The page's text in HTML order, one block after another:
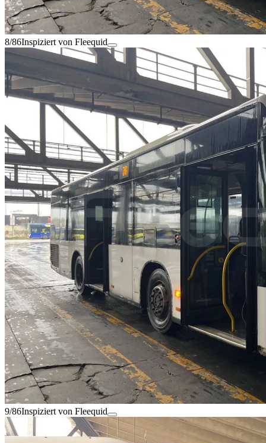
8/86Inspiziert von Fleequid
9/86Inspiziert von Fleequid